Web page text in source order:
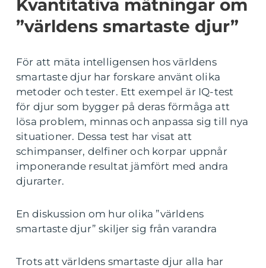
Kvantitativa mätningar om
”världens smartaste djur”
För att mäta intelligensen hos världens
smartaste djur har forskare använt olika
metoder och tester. Ett exempel är IQ-test
för djur som bygger på deras förmåga att
lösa problem, minnas och anpassa sig till nya
situationer. Dessa test har visat att
schimpanser, delfiner och korpar uppnår
imponerande resultat jämfört med andra
djurarter.
En diskussion om hur olika ”världens
smartaste djur” skiljer sig från varandra
Trots att världens smartaste djur alla har